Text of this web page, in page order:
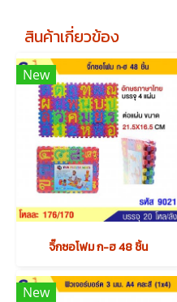
สินค้าเกี่ยวข้อง
New
จิ๊กซอโฟม ก-ฮ 48 ชิ้น
New